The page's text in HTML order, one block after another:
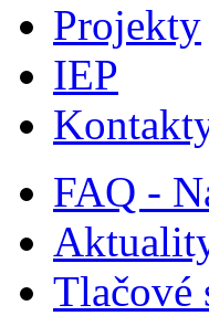
Projekty
IEP
FAQ -
Tlačové